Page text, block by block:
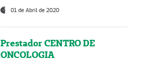
01 de Abril de 2020
Prestador CENTRO DE
ONCOLOGIA